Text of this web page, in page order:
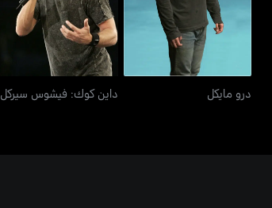
درو مايكل داين كوك: فيشوس سيركل